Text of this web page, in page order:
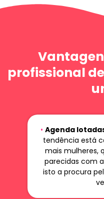
profissional
• Agenda
tendência está
mais mulheres,
parecidas com
isto a procura